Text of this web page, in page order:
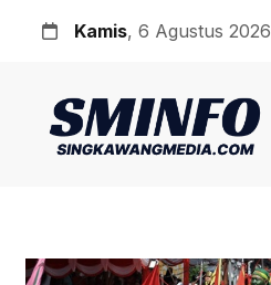
Kamis, 6 Agustus 2026